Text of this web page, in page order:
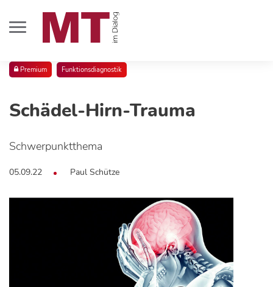
Premium Funktionsdiagnostik
Schädel-Hirn-Trauma
Schwerpunktthema
05.09.22 Paul Schütze